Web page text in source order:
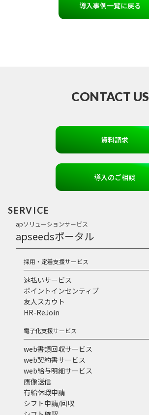
導入事例一覧に戻る
CONTACT US
資料請求
導入のご相談
SERVICE
apソリューションサービス
apseedsポータル
採用・定着支援サービス
速払いサービス
ポイントインセンティブ
友人スカウト
HR-ReJoin
電子化支援サービス
web書類回収サービス
web契約書サービス
web給与明細サービス
画像送信
有給休暇申請
シフト申請/回収